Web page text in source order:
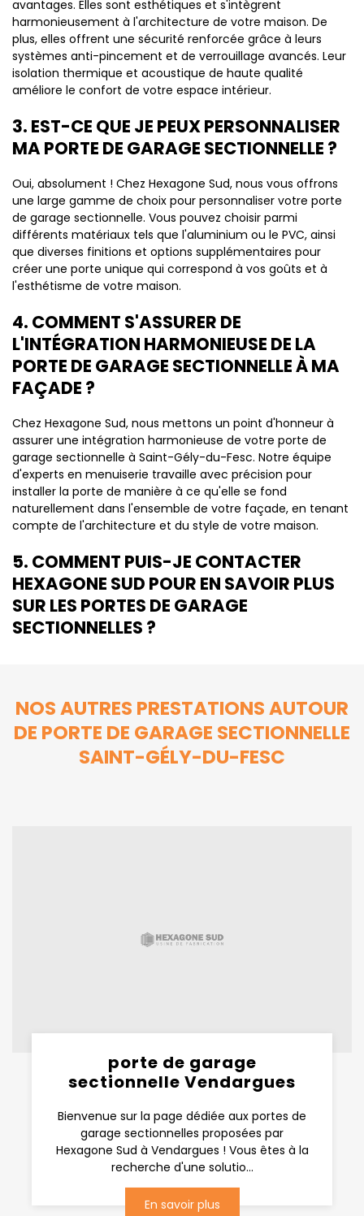
avantages. Elles sont esthétiques et s'intègrent
harmonieusement à l'architecture de votre maison. De
plus, elles offrent une sécurité renforcée grâce à leurs
systèmes anti-pincement et de verrouillage avancés. Leur
isolation thermique et acoustique de haute qualité
améliore le confort de votre espace intérieur.
3. EST-CE QUE JE PEUX PERSONNALISER
MA PORTE DE GARAGE SECTIONNELLE ?
Oui, absolument ! Chez Hexagone Sud, nous vous offrons
une large gamme de choix pour personnaliser votre porte
de garage sectionnelle. Vous pouvez choisir parmi
différents matériaux tels que l'aluminium ou le PVC, ainsi
que diverses finitions et options supplémentaires pour
créer une porte unique qui correspond à vos goûts et à
l'esthétisme de votre maison.
4. COMMENT S'ASSURER DE
L'INTÉGRATION HARMONIEUSE DE LA
PORTE DE GARAGE SECTIONNELLE À MA
FAÇADE ?
Chez Hexagone Sud, nous mettons un point d'honneur à
assurer une intégration harmonieuse de votre porte de
garage sectionnelle à Saint-Gély-du-Fesc. Notre équipe
d'experts en menuiserie travaille avec précision pour
installer la porte de manière à ce qu'elle se fond
naturellement dans l'ensemble de votre façade, en tenant
compte de l'architecture et du style de votre maison.
5. COMMENT PUIS-JE CONTACTER
HEXAGONE SUD POUR EN SAVOIR PLUS
SUR LES PORTES DE GARAGE
SECTIONNELLES ?
NOS AUTRES PRESTATIONS AUTOUR
DE PORTE DE GARAGE SECTIONNELLE
SAINT-GÉLY-DU-FESC
porte de garage
sectionnelle Vendargues
Bienvenue sur la page dédiée aux portes de
garage sectionnelles proposées par
Hexagone Sud à Vendargues ! Vous êtes à la
recherche d'une solutio...
En savoir plus